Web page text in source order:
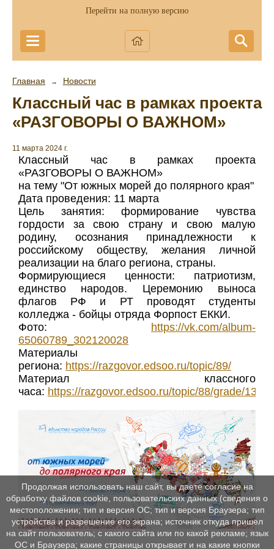
Перейти на полную версию
Главная → Новости
Классный час в рамках проекта
«РАЗГОВОРЫ О ВАЖНОМ»
11 марта 2024 г.
Классный час в рамках проекта
«РАЗГОВОРЫ О ВАЖНОМ»
на тему "От южных морей до полярного края"
Дата проведения: 11 марта
Цель занятия: формирование чувства
гордости за свою страну и свою малую
родину, осознания принадлежности к
российскому обществу, желания личной
реализации на благо региона, страны.
Формирующиеся ценности: патриотизм,
единство народов. Церемонию выноса
флагов РФ и РТ проводят студенты
колледжа - бойцы отряда Форпост ЕККИ.
Фото: https://vk.com/album-
65060789_302120028
Материалы
региона: https://razgovor.edsoo.ru/topic/89/
Материал классного
часа: https://razgovor.edsoo.ru/topic/88/grade/1314/
Продолжая использовать наш сайт, вы даете согласие на
обработку файлов cookie, пользовательских данных (сведения о
местоположении; тип и версия ОС; тип и версия Браузера; тип
устройства и разрешение его экрана; источник откуда пришел
на сайт пользователь; с какого сайта или по какой рекламе; язык
ОС и Браузера; какие страницы открывает и на какие кнопки